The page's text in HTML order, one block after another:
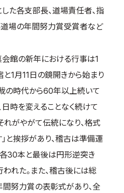
年部・保護者の方へ
の部・壮年部の方
のお申し込み
くある質問
イトについて
イバシーポリシー
トマップ
た各支部長、道場責任者、指
道場の年間努力賞受賞者など
会館の新年における行事は1
1月11日の鏡開きから始まり
の時代から60年以上続いて
時を変えることなく続けて
れがやがて伝統になり、格式
と挨拶があり、稽古は準備運
30本と最後は円形逆突き
れた。また、稽古後には総
努力賞の表彰式があり、全